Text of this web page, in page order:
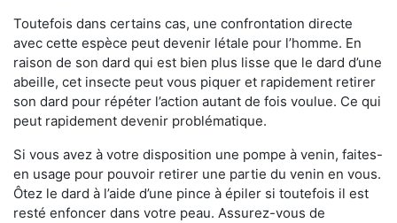
Toutefois dans certains cas, une confrontation directe
avec cette espèce peut devenir létale pour l’homme. En
raison de son dard qui est bien plus lisse que le dard d’une
abeille, cet insecte peut vous piquer et rapidement retirer
son dard pour répéter l’action autant de fois voulue. Ce qui
peut rapidement devenir problématique.
Si vous avez à votre disposition une pompe à venin, faites-
en usage pour pouvoir retirer une partie du venin en vous.
Ôtez le dard à l’aide d’une pince à épiler si toutefois il est
resté enfoncer dans votre peau. Assurez-vous de